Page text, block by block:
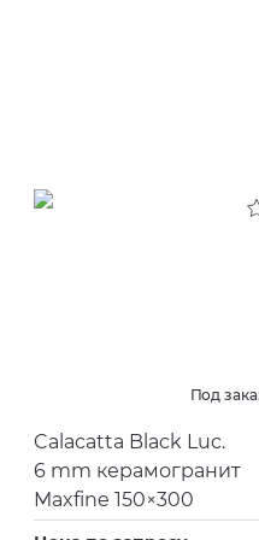
Под
Calacatta Black Luc.
6 mm керамогранит
Maxfine 150×300